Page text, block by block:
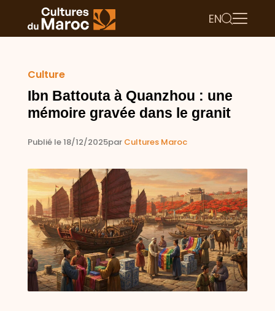
EN
Culture
Ibn Battouta à Quanzhou : une
mémoire gravée dans le granit
Publié le 18/12/2025par Cultures Maroc